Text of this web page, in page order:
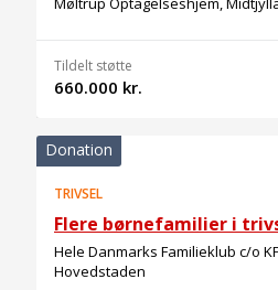
Tildelt støtte
660.000 kr.
Donation
TRIVSEL
Flere børnefamilier i
Hele Danmarks Familieklub c/o
Hovedstaden